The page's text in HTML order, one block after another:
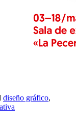
diseño gráfico,